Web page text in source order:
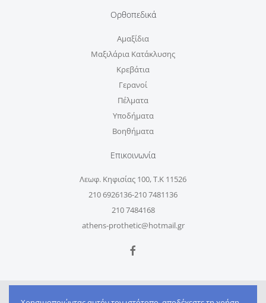
Ορθοπεδικά
Αμαξίδια
Μαξιλάρια Κατάκλυσης
Κρεβάτια
Γερανοί
Πέλματα
Υποδήματα
Βοηθήματα
Επικοινωνία
Λεωφ. Κηφισίας 100, Τ.Κ 11526
210 6926136-210 7481136
210 7484168
athens-prothetic@hotmail.gr
Created by Web Intelligence